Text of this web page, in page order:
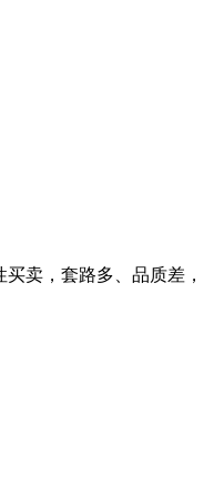
卖，套路多、品质差，